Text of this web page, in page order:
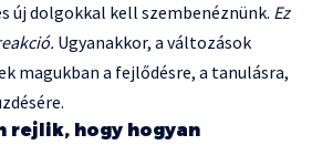
új dolgokkal kell szembenéznünk. Ez
Ugyanakkor, a változások
magukban a fejlődésre, a tanulásra,
rejlik, hogy hogyan